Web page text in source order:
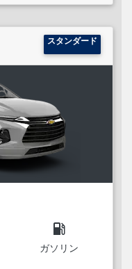
スタンダード
local_gas_station
ガソリン